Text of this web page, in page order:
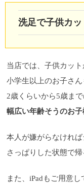
洗足で子供カ
当店では、子供カット
小学生以上のお子さ
2歳くらいから5歳ま
幅広い年齢そうのお子
本人が嫌がらなけれ
さっぱりした状態で
また、iPadもご用意